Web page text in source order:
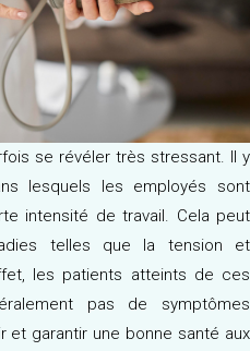
se révéler très stressant. Il y
lesquels les employés sont
intensité de travail. Cela peut
telles que la tension et
les patients atteints de ces
pas de symptômes
et garantir une bonne santé aux